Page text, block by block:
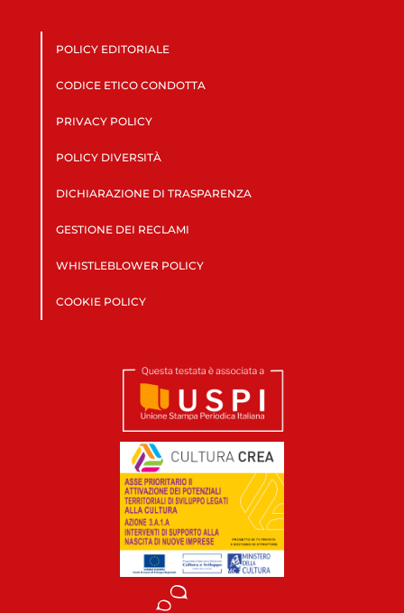
POLICY EDITORIALE
CODICE ETICO CONDOTTA
PRIVACY POLICY
POLICY DIVERSITÀ
DICHIARAZIONE DI TRASPARENZA
GESTIONE DEI RECLAMI
WHISTLEBLOWER POLICY
COOKIE POLICY